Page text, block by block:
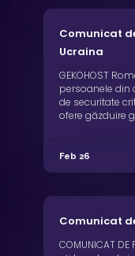
Comunicat
Ucraina
GEKOHOST
persoanele din
de securitate
ofere găzduire
activează în
Feb 26
Comunicat
COMUNICAT